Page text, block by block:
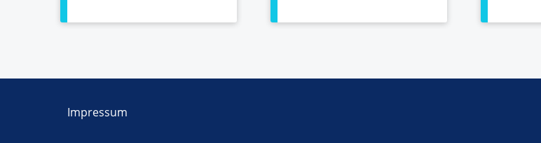
Impressum